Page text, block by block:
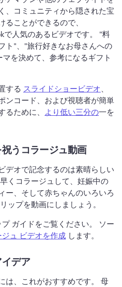
、コミュニティから隠された宝
ことができるので、
で人気のあるビデオです。 "料
ト"、"旅行好きなお母さんへの
を決めて、参考になるギフト
する スライドショービデオ
ンコード、および視聴者が簡単
ために、 より低い三分の一を
うコラージュ動画
デオで記念するのは素晴らしい
くコラージュして、妊娠中の
ー、そして赤ちゃんのいろいろ
ップを動画にしましょう。
ガイドをご覧ください。 ソー
ジュ ビデオを作成 します。
デア
は、これがおすすめです。 母